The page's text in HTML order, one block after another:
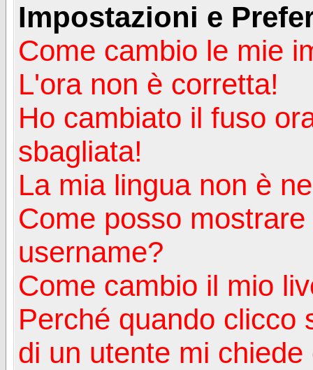
Impostazioni e
Come cambio le mie
L'ora non è corretta!
Ho cambiato il fuso
sbagliata!
La mia lingua non è
Come posso
username?
Come cambio il mio
Perché quando clicco
di un utente mi